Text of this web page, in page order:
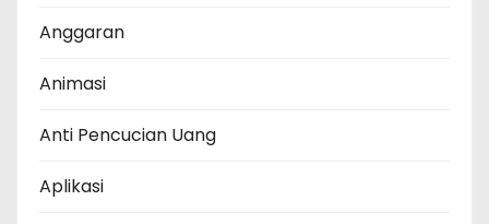
Anggaran
Animasi
Anti Pencucian Uang
Aplikasi